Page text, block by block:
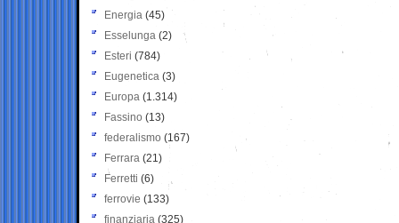
Energia (45)
Esselunga (2)
Esteri (784)
Eugenetica (3)
Europa (1.314)
Fassino (13)
federalismo (167)
Ferrara (21)
Ferretti (6)
ferrovie (133)
finanziaria (325)